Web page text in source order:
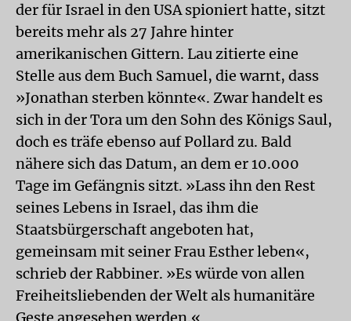
der für Israel in den USA spioniert hatte, sitzt
bereits mehr als 27 Jahre hinter
amerikanischen Gittern. Lau zitierte eine
Stelle aus dem Buch Samuel, die warnt, dass
»Jonathan sterben könnte«. Zwar handelt es
sich in der Tora um den Sohn des Königs Saul,
doch es träfe ebenso auf Pollard zu. Bald
nähere sich das Datum, an dem er 10.000
Tage im Gefängnis sitzt. »Lass ihn den Rest
seines Lebens in Israel, das ihm die
Staatsbürgerschaft angeboten hat,
gemeinsam mit seiner Frau Esther leben«,
schrieb der Rabbiner. »Es würde von allen
Freiheitsliebenden der Welt als humanitäre